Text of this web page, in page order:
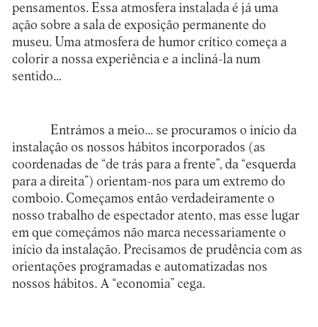
pensamentos. Essa atmosfera instalada é já uma
ação sobre a sala de exposição permanente do
museu. Uma atmosfera de humor crítico começa a
colorir a nossa experiência e a incliná-la num
sentido…
Entrámos a meio… se procuramos o início da
instalação os nossos hábitos incorporados (as
coordenadas de “de trás para a frente”, da “esquerda
para a direita”) orientam-nos para um extremo do
comboio. Começamos então verdadeiramente o
nosso trabalho de espectador atento, mas esse lugar
em que começámos não marca necessariamente o
início da instalação. Precisamos de prudência com as
orientações programadas e automatizadas nos
nossos hábitos. A “economia” cega.